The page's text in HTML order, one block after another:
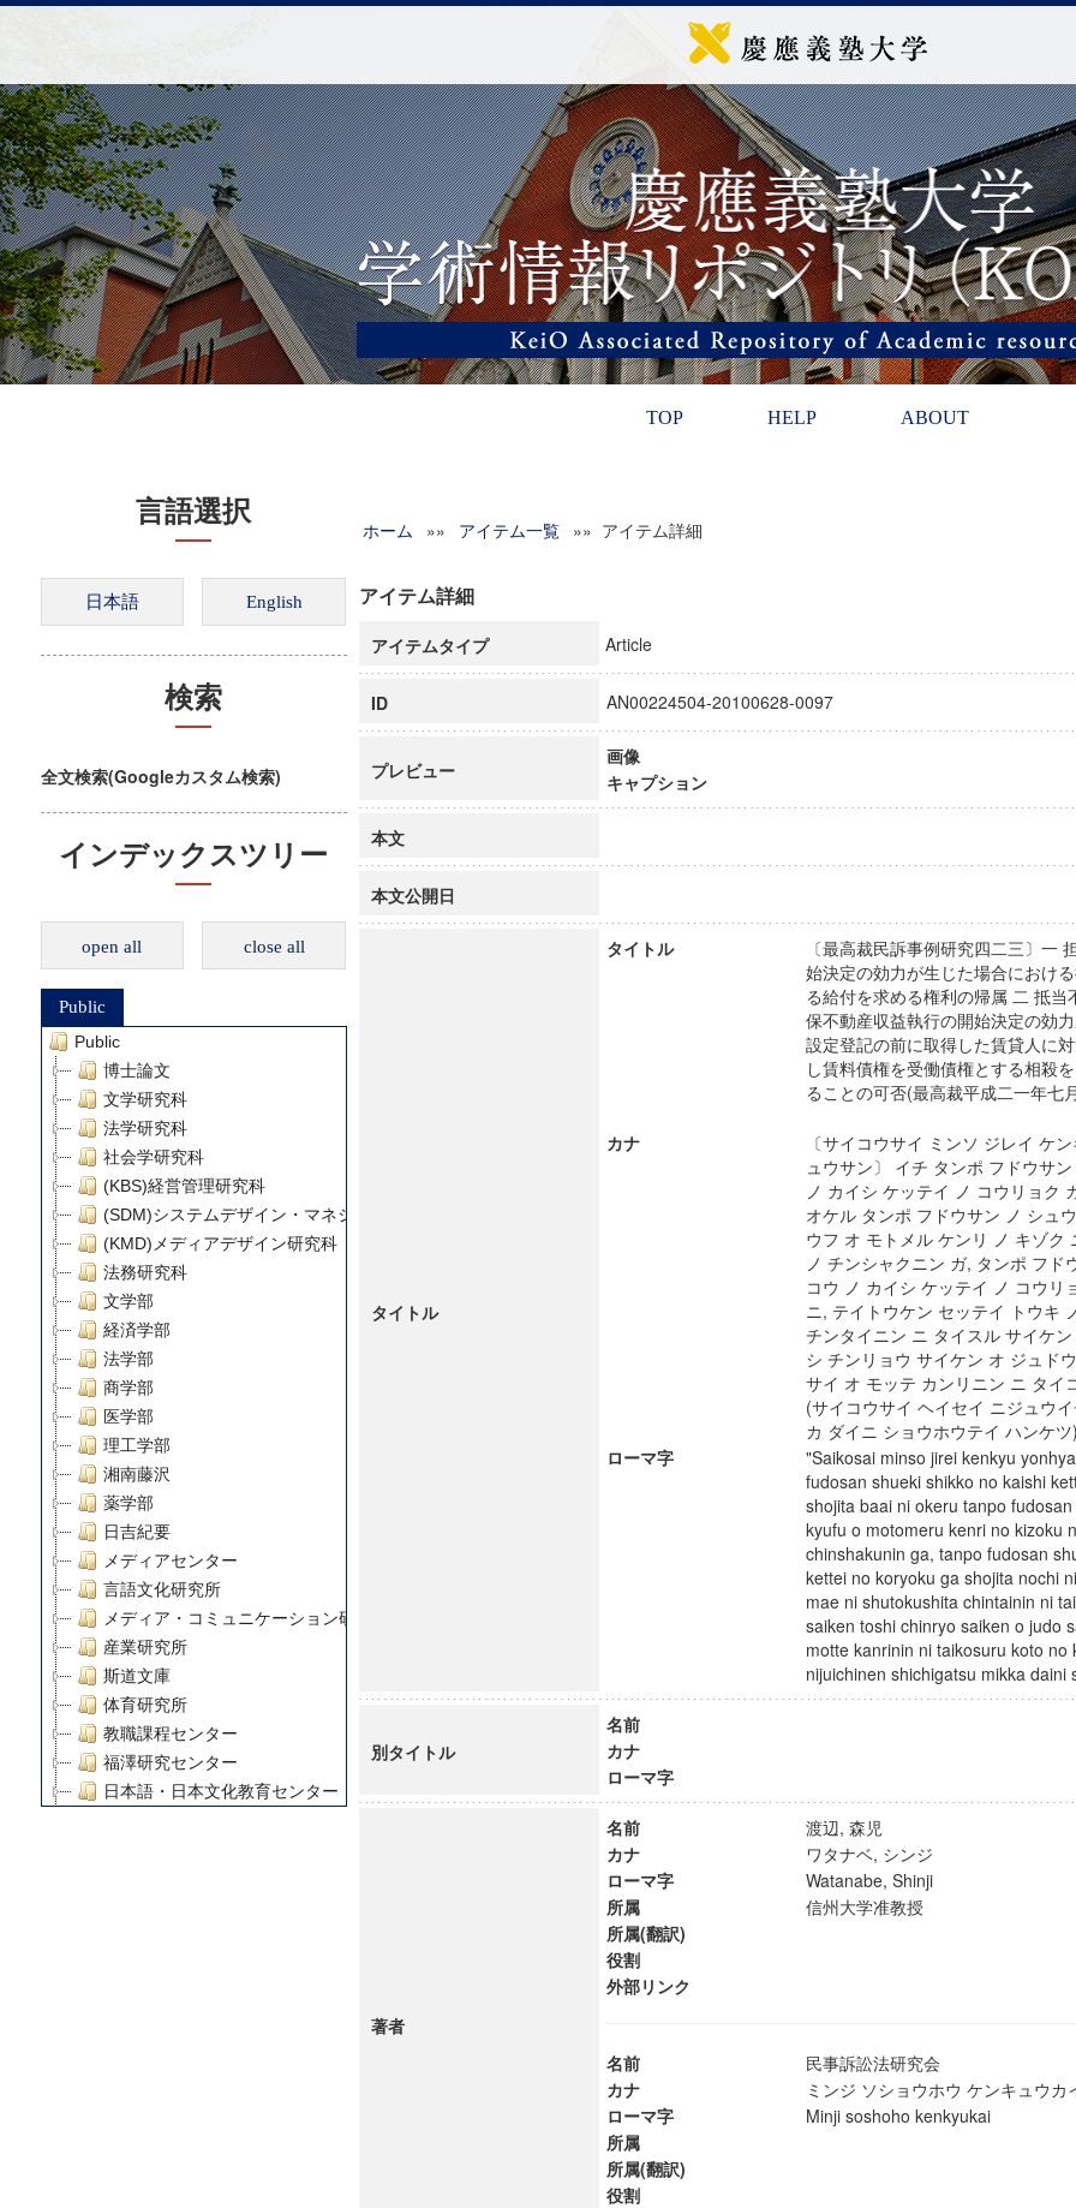
TOP HELP ABOUT
言語選択
検索
全文検索(Googleカスタム検索)
インデックスツリー
open all close all
Public
Public
博士論文
文学研究科
法学研究科
社会学研究科
(KBS)経営管理研究科
(SDM)システムデザイン・マネジメント研究科
(KMD)メディアデザイン研究科
法務研究科
文学部
経済学部
法学部
商学部
医学部
理工学部
湘南藤沢
薬学部
日吉紀要
メディアセンター
言語文化研究所
メディア・コミュニケーション研究所
産業研究所
斯道文庫
体育研究所
教職課程センター
福澤研究センター
日本語・日本文化教育センター
慶應義塾大学グローバルCOEプログラム市民社会ガバナンス教育研究センター
博士課程教育リーディングプログラム「超成熟社会発展のサイエンス」
ホーム »» アイテム一覧 »» アイテム詳細
アイテム詳細
アイテムタイプ Article
ID AN00224504-20100628-0097
プレビュー
画像
キャプション
本文
本文公開日
タイトル
タイトル
〔最高裁民訴事例研究四二三〕一
始決定の効力が生じた場合におけ
る給付を求める権利の帰属 二 抵当
保不動産収益執行の開始決定の効
設定登記の前に取得した賃貸人に
し賃料債権を受働債権とする相殺
ることの可否(最高裁平成二一年七
カナ
〔サイコウサイ ミンソ ジレイ ケ
ュウサン〕 イチ タンポ フドウサ
ノ カイシ ケッテイ ノ コウリョク
オケル タンポ フドウサン ノ シュ
ウフ オ モトメル ケンリ ノ キゾク
ノ チンシャクニン ガ, タンポ フド
コウ ノ カイシ ケッテイ ノ コウリ
ニ, テイトウケン セッテイ トウキ
チンタイニン ニ タイスル サイケ
シ チンリョウ サイケン オ ジュド
サイ オ モッテ カンリニン ニ タイ
(サイコウサイ ヘイセイ ニジュウ
カ ダイニ ショウホウテイ ハンケ
ローマ字
"Saikosai minso jirei kenkyu
fudosan shueki shikko no kaishi
shojita baai ni okeru tanpo
kyufu o motomeru kenri no kizoku
chinshakunin ga, tanpo fudosan
kettei no koryoku ga shojita nochi
mae ni shutokushita chintainin ni
saiken toshi chinryo saiken o judo
motte kanrinin ni taikosuru koto no
nijuichinen shichigatsu mikka
別タイトル
名前
カナ
ローマ字
著者
名前
渡辺, 森児
カナ
ワタナベ, シンジ
ローマ字
Watanabe, Shinji
所属
信州大学准教授
所属(翻訳)
役割
外部リンク
名前
民事訴訟法研究会
カナ
ミンジ ソショウホウ ケンキュウ
ローマ字
Minji soshoho kenkyukai
所属
所属(翻訳)
役割